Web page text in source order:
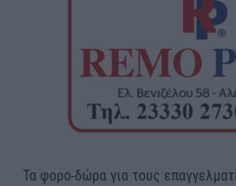
Τα φορο-δώρα για τους